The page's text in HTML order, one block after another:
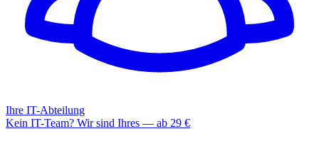
Ihre IT-Abteilung
Kein IT-Team? Wir sind Ihres — ab 29 €